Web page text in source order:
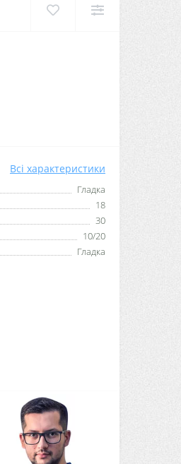
Всі характеристики
Гладка
18
30
10/20
Гладка